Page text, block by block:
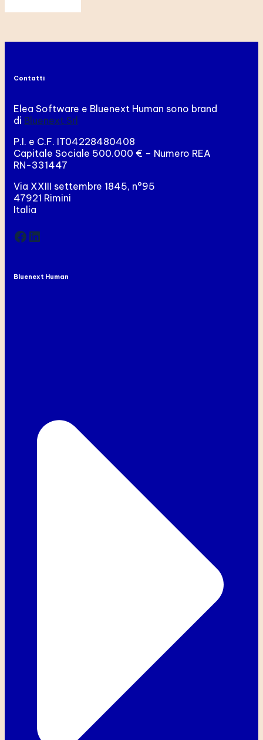
Contatti
Elea Software e Bluenext Human sono brand
di Bluenext Srl
P.I. e C.F. IT04228480408
Capitale Sociale 500.000 € – Numero REA
RN-331447
Via XXIII settembre 1845, n°95
47921 Rimini
Italia
Facebook
LinkedIn
Bluenext Human